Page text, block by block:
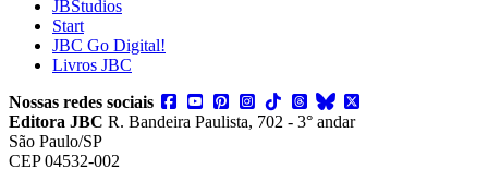
JBStudios
Start
JBC Go Digital!
Livros JBC
Nossas redes sociais
Editora JBC R. Bandeira Paulista, 702 - 3° andar
São Paulo/SP
CEP 04532-002